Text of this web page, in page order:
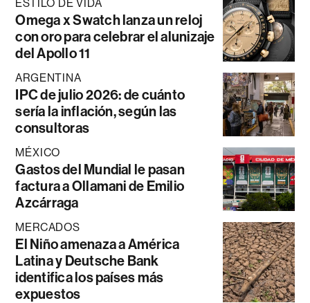
ESTILO DE VIDA
Omega x Swatch lanza un reloj
con oro para celebrar el alunizaje
del Apollo 11
ARGENTINA
IPC de julio 2026: de cuánto
sería la inflación, según las
consultoras
MÉXICO
Gastos del Mundial le pasan
factura a Ollamani de Emilio
Azcárraga
MERCADOS
El Niño amenaza a América
Latina y Deutsche Bank
identifica los países más
expuestos